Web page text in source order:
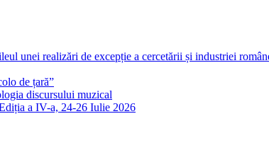
realizări de excepție a cercetării și industriei
de țară”
discursului muzical
a IV-a, 24-26 Iulie 2026